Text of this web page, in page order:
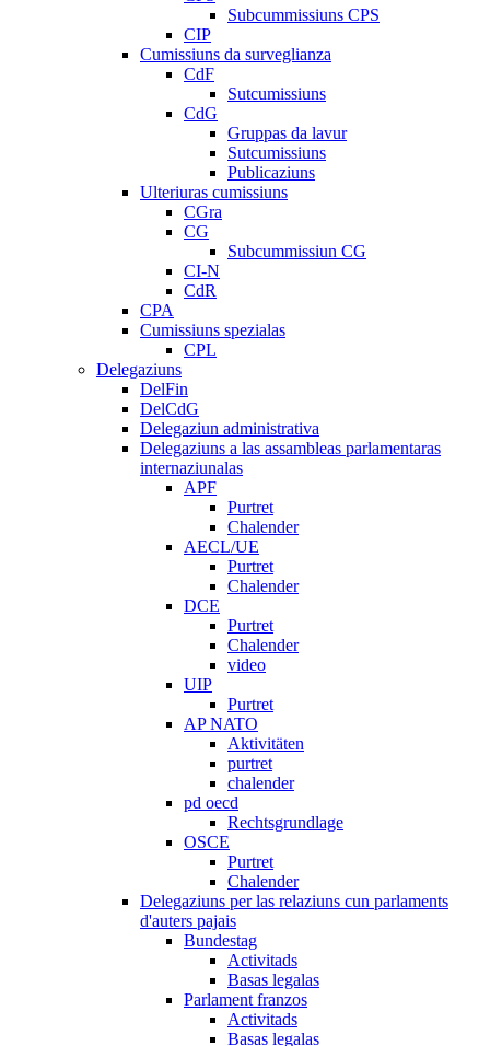
Subcummissiuns CPS
CIP
Cumissiuns da surveglianza
CdF
Sutcumissiuns
CdG
Gruppas da lavur
Sutcumissiuns
Publicaziuns
Ulteriuras cumissiuns
CGra
CG
Subcummissiun CG
CI-N
CdR
CPA
Cumissiuns spezialas
CPL
Delegaziuns
DelFin
DelCdG
Delegaziun administrativa
Delegaziuns a las assambleas parlamentaras
internaziunalas
APF
Purtret
Chalender
AECL/UE
Purtret
Chalender
DCE
Purtret
Chalender
video
UIP
Purtret
AP NATO
Aktivitäten
purtret
chalender
pd oecd
Rechtsgrundlage
OSCE
Purtret
Chalender
Delegaziuns per las relaziuns cun parlaments
d'auters pajais
Bundestag
Activitads
Basas legalas
Parlament franzos
Activitads
Basas legalas